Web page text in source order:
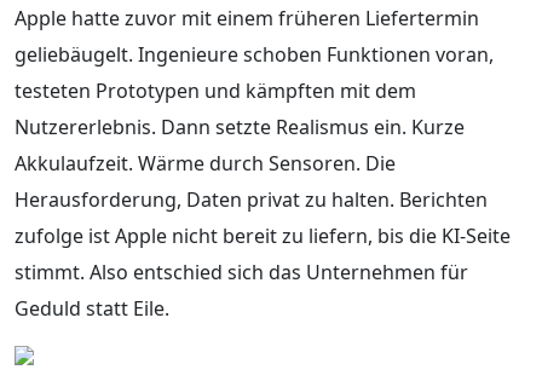
Apple hatte zuvor mit einem früheren Liefertermin
geliebäugelt. Ingenieure schoben Funktionen voran,
testeten Prototypen und kämpften mit dem
Nutzererlebnis. Dann setzte Realismus ein. Kurze
Akkulaufzeit. Wärme durch Sensoren. Die
Herausforderung, Daten privat zu halten. Berichten
zufolge ist Apple nicht bereit zu liefern, bis die KI-Seite
stimmt. Also entschied sich das Unternehmen für
Geduld statt Eile.